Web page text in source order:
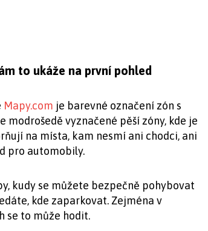
to ukáže na první pohled
Mapy.com je barevné označení zón s
vyznačené pěší zóny, kde je
na místa, kam nesmí ani chodci, ani
pro automobily.
kudy se můžete bezpečně pohybovat
kde zaparkovat. Zejména v
se to může hodit.